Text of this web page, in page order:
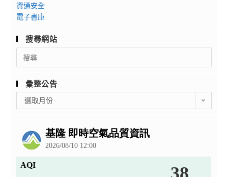
資通安全
電子書庫
搜尋網站
Search
for:
彙整公告
整
選取月份